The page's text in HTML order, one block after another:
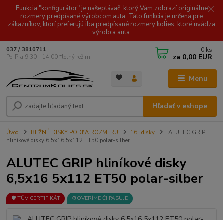
Funkcia "konfigurátor" je našeptávač, ktorý Vám zobrazí originálne
rozmery predpísané výrobcom auta. Táto funkcia je určená pre
zákazníkov, ktorí preferujú iba predpísané rozmery kolies, ktoré uvádza
výrobca auta.
Menu
Hľadať v eshope
037 / 3810711
Po-Pia 9.30 - 14.00 *letný režim
0 ks
za 0,00 EUR
Úvod BEŽNÉ DISKY PODĽA ROZMERU 16" disky
ALUTEC GRIP
hliníkové disky 6,5x16 5x112 ET50 polar-silber
ALUTEC GRIP hliníkové disky
6,5x16 5x112 ET50 polar-silber
🛡️ TÜV CERTIFIKÁT ⚙️OVERÍME ČI PASUJE